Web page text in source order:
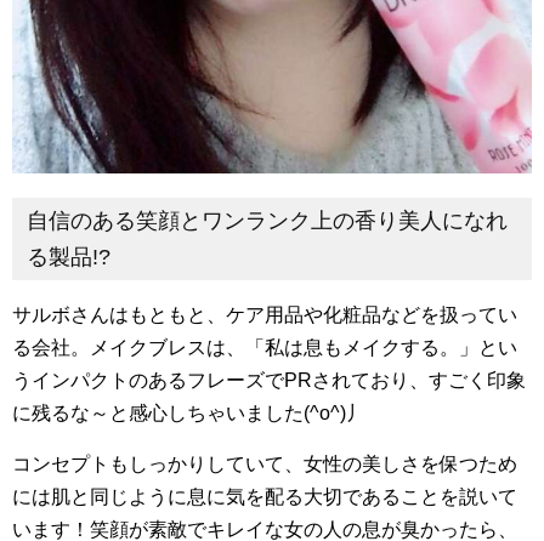
自信のある笑顔とワンランク上の香り美人になれ
る製品!?
サルボさんはもともと、ケア用品や化粧品などを扱ってい
る会社。メイクブレスは、「私は息もメイクする。」とい
うインパクトのあるフレーズでPRされており、すごく印象
に残るな～と感心しちゃいました(^o^)丿
コンセプトもしっかりしていて、女性の美しさを保つため
には肌と同じように息に気を配る大切であることを説いて
います！笑顔が素敵でキレイな女の人の息が臭かったら、